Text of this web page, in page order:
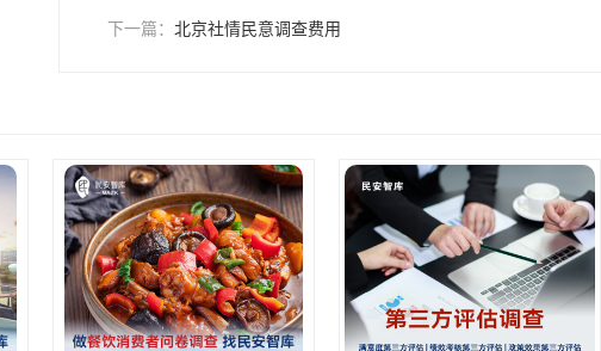
下一篇： 北京社情民意调查费用